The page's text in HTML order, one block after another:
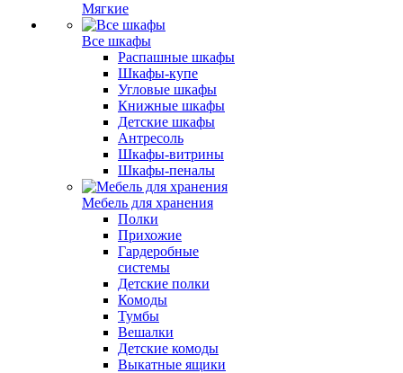
Мягкие
Все шкафы
Распашные шкафы
Шкафы-купе
Угловые шкафы
Книжные шкафы
Детские шкафы
Антресоль
Шкафы-витрины
Шкафы-пеналы
Мебель для хранения
Полки
Прихожие
Гардеробные
системы
Детские полки
Комоды
Тумбы
Вешалки
Детские комоды
Выкатные ящики